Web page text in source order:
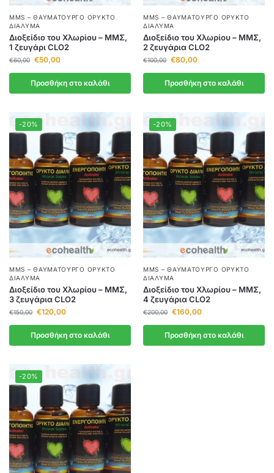
MMS – ΘΑΥΜΑΤΟΥΡΓΌ ΟΡΥΚΤΌ
ΔΙΆΛΥΜΑ
Διοξείδιο του Χλωρίου – ΜΜΣ,
1 ζευγάρι CLO2
€60,00 €50,00
Προσθήκη στο καλάθι
MMS – ΘΑΥΜΑΤΟΥΡΓΌ ΟΡΥΚΤΌ
ΔΙΆΛΥΜΑ
Διοξείδιο του Χλωρίου – ΜΜΣ,
2 ζευγάρια CLO2
€100,00 €80,00
Προσθήκη στο καλάθι
-20%
MMS – ΘΑΥΜΑΤΟΥΡΓΌ ΟΡΥΚΤΌ
ΔΙΆΛΥΜΑ
Διοξείδιο του Χλωρίου – ΜΜΣ,
3 ζευγάρια CLO2
€150,00 €120,00
Προσθήκη στο καλάθι
-20%
MMS – ΘΑΥΜΑΤΟΥΡΓΌ ΟΡΥΚΤΌ
ΔΙΆΛΥΜΑ
Διοξείδιο του Χλωρίου – ΜΜΣ,
4 ζευγάρια CLO2
€200,00 €160,00
Προσθήκη στο καλάθι
-20%